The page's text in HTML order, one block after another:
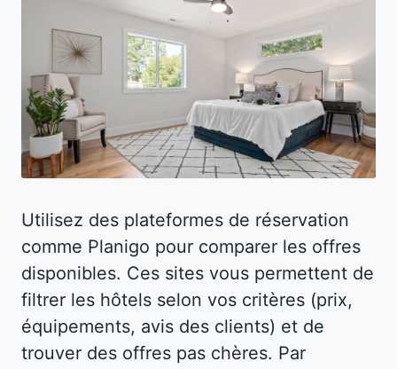
Utilisez des plateformes de réservation
comme Planigo pour comparer les offres
disponibles. Ces sites vous permettent de
filtrer les hôtels selon vos critères (prix,
équipements, avis des clients) et de
trouver des offres pas chères. Par